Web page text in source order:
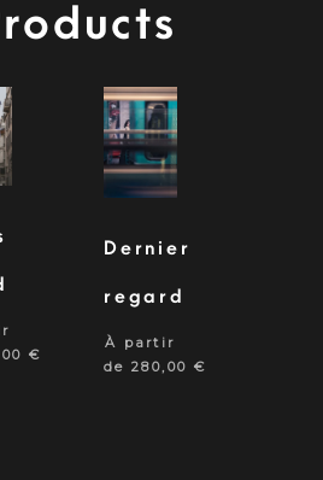
€
Dernier
regard
À partir
de280,00 €